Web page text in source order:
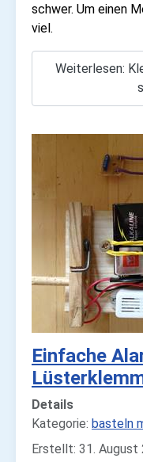
schwer. Um einen
viel.
Weiterlesen:
Einfache
Details
Kategorie: basteln
Erstellt: 31. August